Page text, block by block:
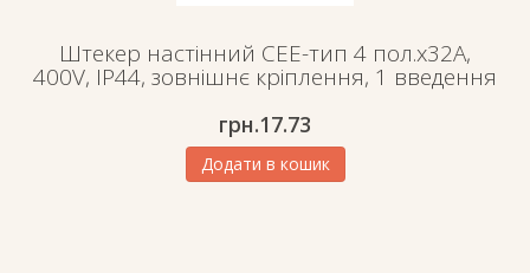
Штекер настінний СЕЕ-тип 4 пол.х32А,
400V, IP44, зовнішнє кріплення, 1 введення
грн.17.73
Додати в кошик